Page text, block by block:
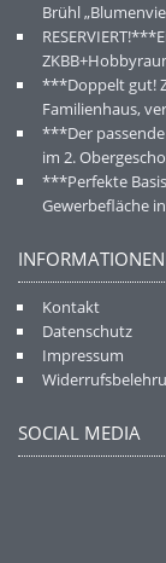
Brühl
***Doppelt gut!
Familienhaus,
***Der
im 2.
***Perfekte
Gewerbefläche
INFORMATIONEN
Kontakt
Datenschutz
Impressum
SOCIAL MEDIA